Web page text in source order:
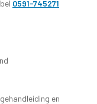
0591-745271
en